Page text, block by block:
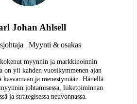
Johan Ahlsell
| Myynti & osakas
myynnin ja markkinoinnin
on yli kahden vuosikymmenen ajan
ja menestymään. Hänellä
johtamisessa, liiketoiminnan
ja strategisessa neuvonnassa.